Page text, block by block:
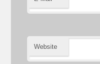
Website